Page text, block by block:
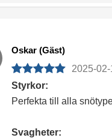
Oskar (Gäst)
2025-02-
Styrkor:
Perfekta till alla
Svagheter: